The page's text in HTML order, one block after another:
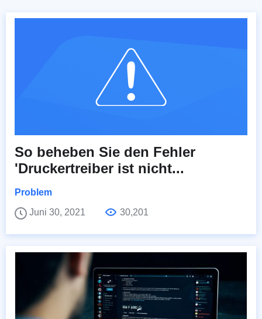
So beheben Sie den Fehler
'Druckertreiber ist nicht...
Problem
Juni 30, 2021
30,201